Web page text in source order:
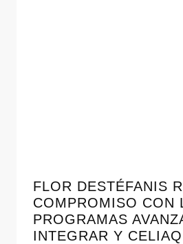
FLOR DESTÉFANIS
COMPROMISO CON
PROGRAMAS
INTEGRAR Y